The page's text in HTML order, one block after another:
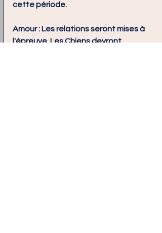
cette période.
Amour : Les relations seront mises à
l'épreuve. Les Chiens devront